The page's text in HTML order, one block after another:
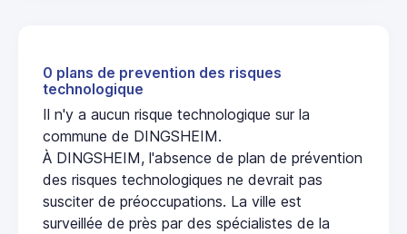
0 plans de prevention des risques
technologique
Il n'y a aucun risque technologique sur la
commune de DINGSHEIM.
À DINGSHEIM, l'absence de plan de prévention
des risques technologiques ne devrait pas
susciter de préoccupations. La ville est
surveillée de près par des spécialistes de la